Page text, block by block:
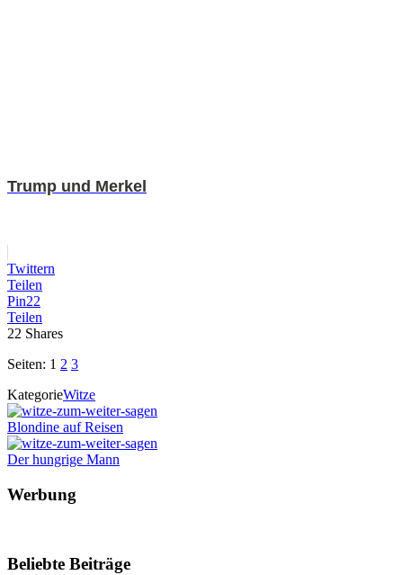
Trump und Merkel
Twittern
Teilen
Pin22
Teilen
22 Shares
Seiten: 1 2 3
KategorieWitze
Blondine auf Reisen
Der hungrige Mann
Werbung
Beliebte Beiträge